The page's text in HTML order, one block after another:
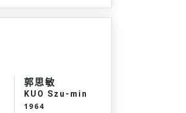
郭思敏
KUO Szu-min
1964